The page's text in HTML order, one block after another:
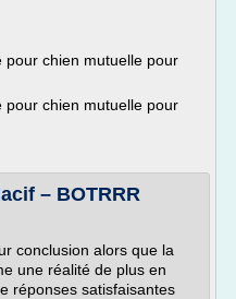
pour chien mutuelle pour
pour chien mutuelle pour
– BOTRRR
conclusion alors que la
une réalité de plus en
réponses satisfaisantes